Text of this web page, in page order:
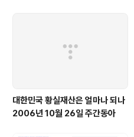
대한민국 황실재산은 얼마나 되나
2006년 10월 26일 주간동아